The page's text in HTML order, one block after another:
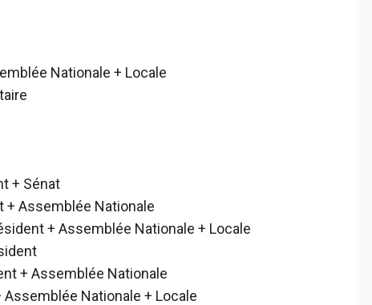
Nationale + Locale
+ Sénat
+ Assemblée Nationale
+ Assemblée Nationale + Locale
+ Assemblée Nationale
Nationale + Locale